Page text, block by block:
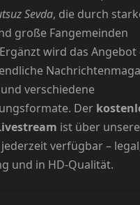
Sevda, die durch
große Fangemeinden
wird das Angebot
verschiedene
Der
ist über unsere
verfügbar –
und in HD-Qualität.